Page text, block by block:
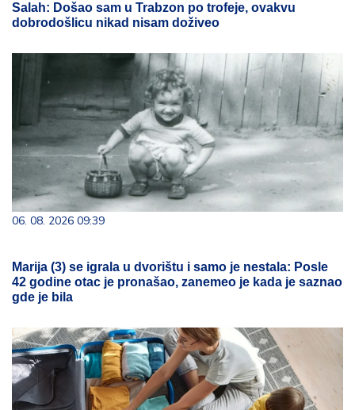
Salah: Došao sam u Trabzon po trofeje, ovakvu
dobrodošlicu nikad nisam doživeo
06. 08. 2026 09:39
Marija (3) se igrala u dvorištu i samo je nestala: Posle
42 godine otac je pronašao, zanemeo je kada je saznao
gde je bila